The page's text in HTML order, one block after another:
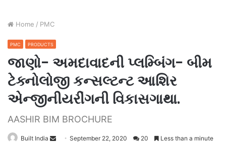
Home / PMC
PMC PRODUCTS
જાણો- અમદાવાદની પ્લમ્બિંગ- બીમ
ટેક્નોલોજી કન્સલ્ટન્ટ આશિર
એન્જીનીયરીંગની વિકાસગાથા.
AASHIR BIM BROCHURE
Built India
SendSeptember 22, 2020 20 Less than a minute